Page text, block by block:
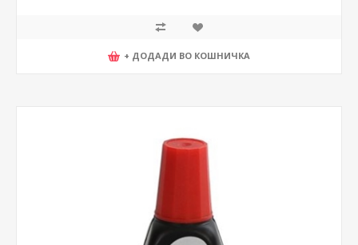
+ ДОДАДИ ВО КОШНИЧКА